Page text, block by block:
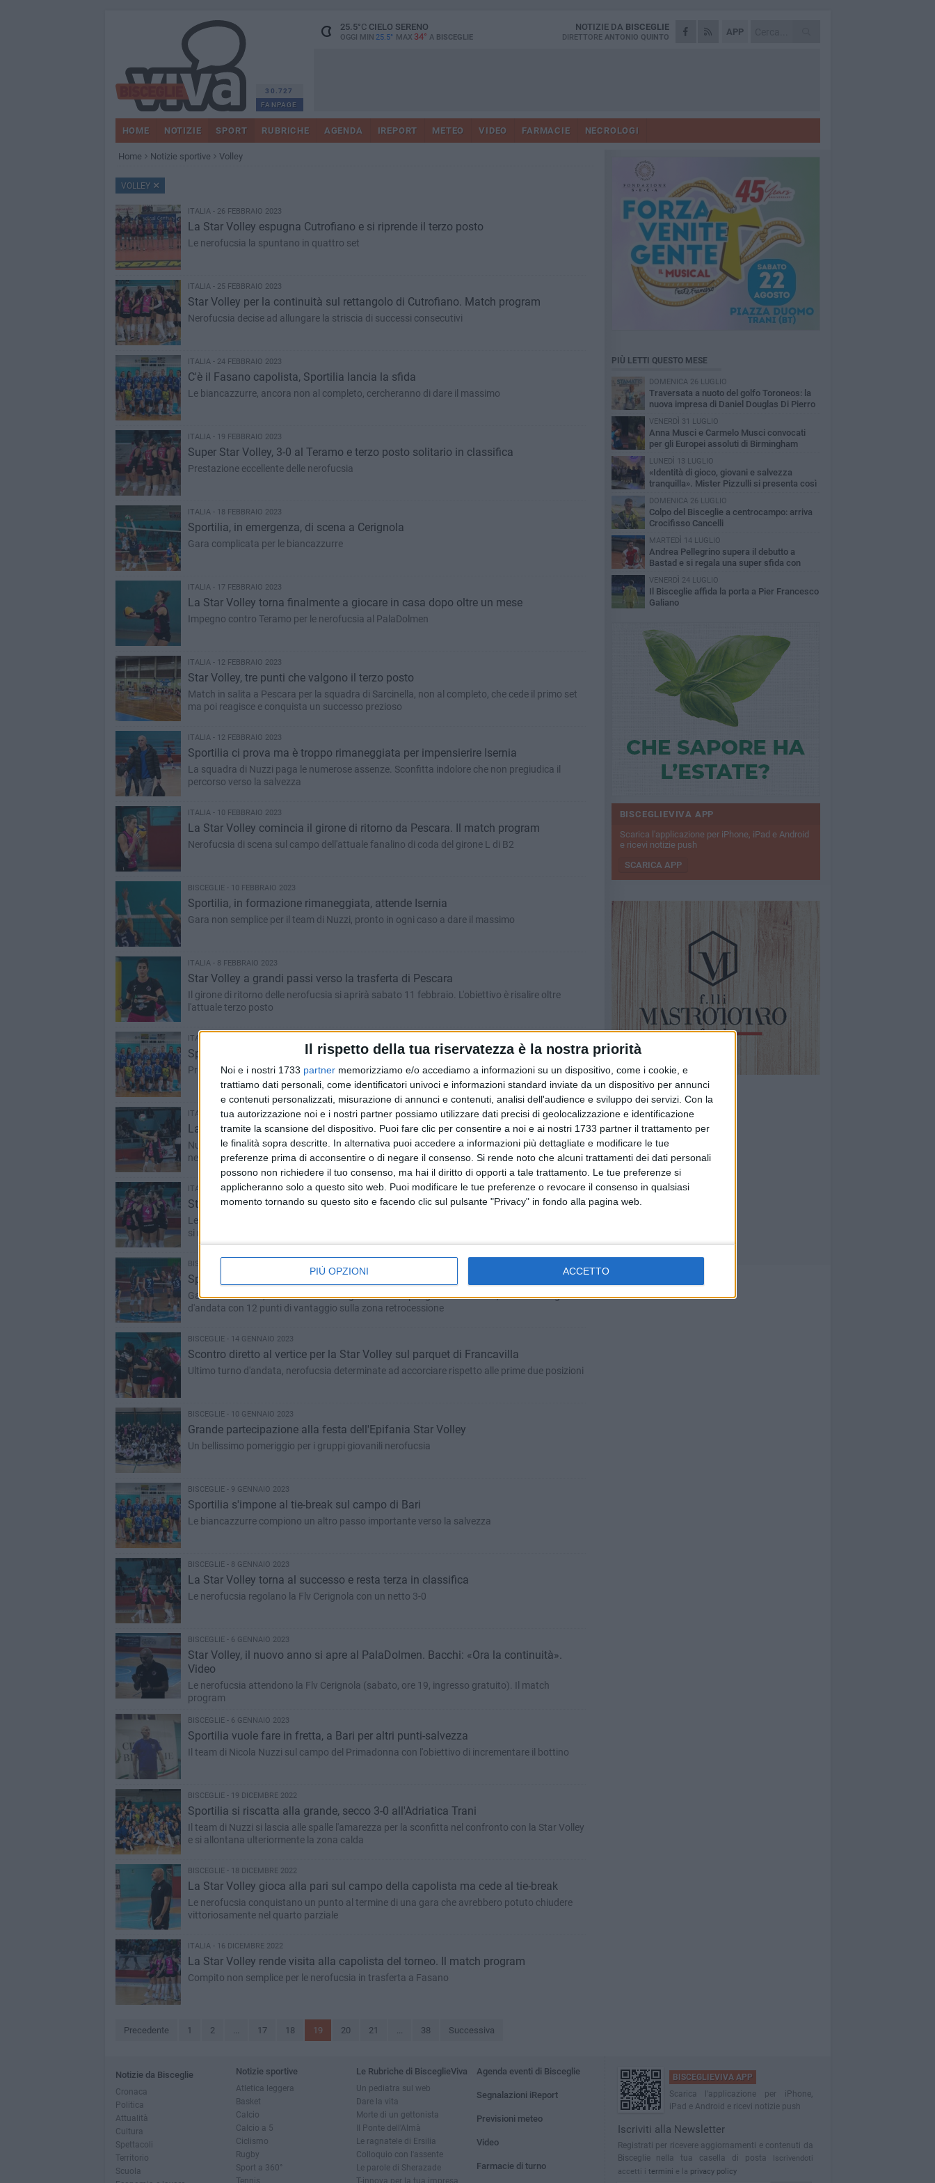
Il rispetto della tua riservatezza è la nostra priorità
Noi e i nostri 1733 partner memorizziamo e/o accediamo a informazioni su un dispositivo, come i cookie, e
trattiamo dati personali, come identificatori univoci e informazioni standard inviate da un dispositivo per annunci
e contenuti personalizzati, misurazione di annunci e contenuti, analisi dell'audience e sviluppo dei servizi. Con la
tua autorizzazione noi e i nostri partner possiamo utilizzare dati precisi di geolocalizzazione e identificazione
tramite la scansione del dispositivo. Puoi fare clic per consentire a noi e ai nostri 1733 partner il trattamento per
le finalità sopra descritte. In alternativa puoi accedere a informazioni più dettagliate e modificare le tue
preferenze prima di acconsentire o di negare il consenso. Si rende noto che alcuni trattamenti dei dati personali
possono non richiedere il tuo consenso, ma hai il diritto di opporti a tale trattamento. Le tue preferenze si
applicheranno solo a questo sito web. Puoi modificare le tue preferenze o revocare il consenso in qualsiasi
momento tornando su questo sito e facendo clic sul pulsante "Privacy" in fondo alla pagina web.
PIÙ OPZIONI ACCETTO
30.727
FANPAGE
25.5°CCIELO SERENO
OGGI MIN 25.5° MAX 34° A BISCEGLIE
APP
NOTIZIE DA BISCEGLIE
DIRETTORE ANTONIO QUINTO
HOME NOTIZIE SPORT RUBRICHE AGENDA IREPORT METEO VIDEO FARMACIE NECROLOGI
Home Notizie sportive Volley
VOLLEY
ITALIA - 26 FEBBRAIO 2023
La Star Volley espugna Cutrofiano e si riprende il terzo posto
Le nerofucsia la spuntano in quattro set
ITALIA - 25 FEBBRAIO 2023
Star Volley per la continuità sul rettangolo di Cutrofiano. Match program
Nerofucsia decise ad allungare la striscia di successi consecutivi
ITALIA - 24 FEBBRAIO 2023
C'è il Fasano capolista, Sportilia lancia la sfida
Le biancazzurre, ancora non al completo, cercheranno di dare il massimo
ITALIA - 19 FEBBRAIO 2023
Super Star Volley, 3-0 al Teramo e terzo posto solitario in classifica
Prestazione eccellente delle nerofucsia
ITALIA - 18 FEBBRAIO 2023
Sportilia, in emergenza, di scena a Cerignola
Gara complicata per le biancazzurre
ITALIA - 17 FEBBRAIO 2023
La Star Volley torna finalmente a giocare in casa dopo oltre un mese
Impegno contro Teramo per le nerofucsia al PalaDolmen
ITALIA - 12 FEBBRAIO 2023
Star Volley, tre punti che valgono il terzo posto
Match in salita a Pescara per la squadra di Sarcinella, non al completo, che cede il primo set
ma poi reagisce e conquista un successo prezioso
ITALIA - 12 FEBBRAIO 2023
Sportilia ci prova ma è troppo rimaneggiata per impensierire Isernia
La squadra di Nuzzi paga le numerose assenze. Sconfitta indolore che non pregiudica il
percorso verso la salvezza
ITALIA - 10 FEBBRAIO 2023
La Star Volley comincia il girone di ritorno da Pescara. Il match program
Nerofucsia di scena sul campo dell'attuale fanalino di coda del girone L di B2
BISCEGLIE - 10 FEBBRAIO 2023
Sportilia, in formazione rimaneggiata, attende Isernia
Gara non semplice per il team di Nuzzi, pronto in ogni caso a dare il massimo
ITALIA - 8 FEBBRAIO 2023
Star Volley a grandi passi verso la trasferta di Pescara
Il girone di ritorno delle nerofucsia si aprirà sabato 11 febbraio. L'obiettivo è risalire oltre
l'attuale terzo posto
ITALIA - 5 FEBBRAIO 2023
Sportilia lotta ad armi pari sul parquet di Castellaneta ma cede al quinto set
Prova senza timori che vale comunque un punto in più
ITALIA - 29 GENNAIO 2023
La Star Volley prosegue il lavoro in vista del rientro in campo
Nuove indicazioni dall’amichevole di venerdì con Castellana Grotte. Il campionato, per le
nerofucsia, riprenderà sabato 11 febbraio
ITALIA - 15 GENNAIO 2023
Star Volley, il cuore non basta per espugnare Francavilla
Le nerofucsia giocano alla pari sul campo della seconda in classifica ma nei momenti cruciali
si rivelano meno lucide delle avversarie
BISCEGLIE - 15 GENNAIO 2023
Sportilia la spunta in rimonta su Cutrofiano
Gara dai due volti, le biancazzurre reagiscono e s'impongono al tie-break, chiudendo il girone
d'andata con 12 punti di vantaggio sulla zona retrocessione
BISCEGLIE - 14 GENNAIO 2023
Scontro diretto al vertice per la Star Volley sul parquet di Francavilla
Ultimo turno d'andata, nerofucsia determinate ad accorciare rispetto alle prime due posizioni
BISCEGLIE - 10 GENNAIO 2023
Grande partecipazione alla festa dell'Epifania Star Volley
Un bellissimo pomeriggio per i gruppi giovanili nerofucsia
BISCEGLIE - 9 GENNAIO 2023
Sportilia s'impone al tie-break sul campo di Bari
Le biancazzurre compiono un altro passo importante verso la salvezza
BISCEGLIE - 8 GENNAIO 2023
La Star Volley torna al successo e resta terza in classifica
Le nerofucsia regolano la Flv Cerignola con un netto 3-0
BISCEGLIE - 6 GENNAIO 2023
Star Volley, il nuovo anno si apre al PalaDolmen. Bacchi: «Ora la continuità».
Video
Le nerofucsia attendono la Flv Cerignola (sabato, ore 19, ingresso gratuito). Il match
program
BISCEGLIE - 6 GENNAIO 2023
Sportilia vuole fare in fretta, a Bari per altri punti-salvezza
Il team di Nicola Nuzzi sul campo del Primadonna con l'obiettivo di incrementare il bottino
BISCEGLIE - 19 DICEMBRE 2022
Sportilia si riscatta alla grande, secco 3-0 all'Adriatica Trani
Il team di Nuzzi si lascia alle spalle l'amarezza per la sconfitta nel confronto con la Star Volley
e si allontana ulteriormente la zona calda
BISCEGLIE - 18 DICEMBRE 2022
La Star Volley gioca alla pari sul campo della capolista ma cede al tie-break
Le nerofucsia conquistano un punto al termine di una gara che avrebbero potuto chiudere
vittoriosamente nel quarto parziale
ITALIA - 16 DICEMBRE 2022
La Star Volley rende visita alla capolista del torneo. Il match program
Compito non semplice per le nerofucsia in trasferta a Fasano
Precedente 1 2 ... 17 18 19 20 21 ... 38 Successiva
PIÙ LETTI QUESTO MESE
DOMENICA 26 LUGLIO
Traversata a nuoto del golfo Toroneos: la
nuova impresa di Daniel Douglas Di Pierro
VENERDÌ 31 LUGLIO
Anna Musci e Carmelo Musci convocati
per gli Europei assoluti di Birmingham
LUNEDÌ 13 LUGLIO
«Identità di gioco, giovani e salvezza
tranquilla». Mister Pizzulli si presenta così
DOMENICA 26 LUGLIO
Colpo del Bisceglie a centrocampo: arriva
Crocifisso Cancelli
MARTEDÌ 14 LUGLIO
Andrea Pellegrino supera il debutto a
Bastad e si regala una super sfida con
Andrey Rublev
VENERDÌ 24 LUGLIO
Il Bisceglie affida la porta a Pier Francesco
Galiano
BISCEGLIEVIVA APP
Scarica l'applicazione per iPhone, iPad e Android
e ricevi notizie push
SCARICA APP
Notizie da Bisceglie
Cronaca
Politica
Attualità
Cultura
Spettacoli
Territorio
Scuola
Notizie sportive
Atletica leggera
Basket
Calcio
Calcio a 5
Ciclismo
Rugby
Sport a 360°
Tennis
Le Rubriche di BisceglieViva
Un pediatra sul web
Dare la vita
Morte di un gettonista
Il Ponte dell'Almà
Le ragnatele di Ersilia
Colloquio con l'assente
Le parole di Sherazade
T-innova per la tua impresa
Agenda eventi di Bisceglie
Segnalazioni iReport
Previsioni meteo
Video
Farmacie di turno
BISCEGLIEVIVA APP
Scarica l'applicazione per iPhone,
iPad e Android e ricevi notizie push
Iscriviti alla Newsletter
Registrati per ricevere aggiornamenti e contenuti da
Bisceglie nella tua casella di posta
Iscrivendoti
accetti i termini e la privacy policy